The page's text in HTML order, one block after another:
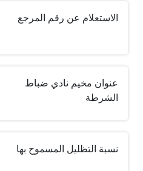
الاستعلام عن رقم المرجع
عنوان مخيم نادي ضباط
الشرطة
نسبة التظليل المسموح بها